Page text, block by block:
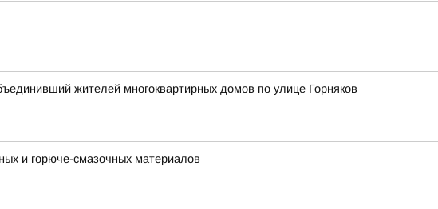
жителей многоквартирных домов по улице Горняков
и горюче-смазочных материалов